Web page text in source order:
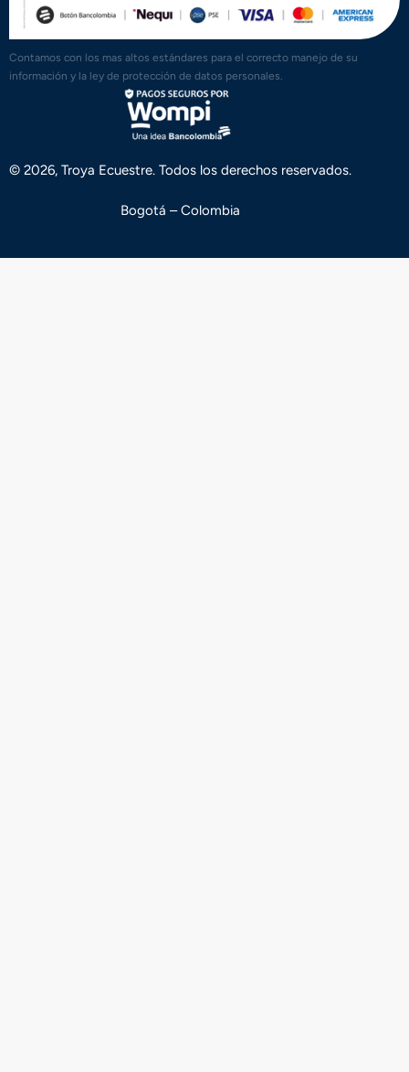
Contamos con los mas altos estándares para el correcto manejo de su
información y la ley de protección de datos personales.
© 2026, Troya Ecuestre. Todos los derechos reservados.
Bogotá – Colombia